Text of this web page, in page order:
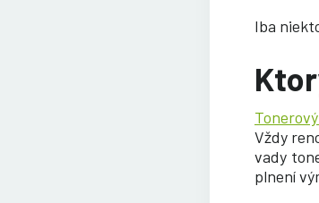
Iba
Vždy
vady
plnení